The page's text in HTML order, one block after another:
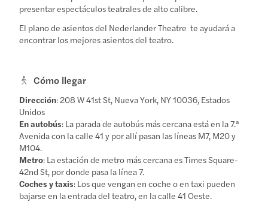
presentar espectáculos teatrales de alto calibre.
El plano de asientos del Nederlander Theatre te ayudará a
encontrar los mejores asientos del teatro.
Cómo llegar
Dirección: 208 W 41st St, Nueva York, NY 10036, Estados
Unidos
En autobús: La parada de autobús más cercana está en la 7.ª
Avenida con la calle 41 y por allí pasan las líneas M7, M20 y
M104.
Metro: La estación de metro más cercana es Times Square-
42nd St, por donde pasa la línea 7.
Coches y taxis: Los que vengan en coche o en taxi pueden
bajarse en la entrada del teatro, en la calle 41 Oeste.